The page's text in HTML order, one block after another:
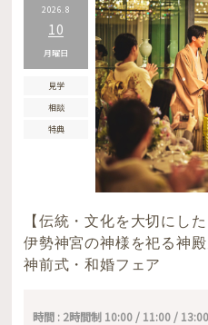
2026.8
10
月曜日
見学
相談
特典
【伝統・文化を大切にした
伊勢神宮の神様を祀る神殿
神前式・和婚フェア
時間 : 2時間制 10:00 / 11:00 /